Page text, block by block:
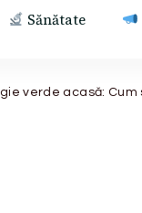
Sănătate
verde acasă: